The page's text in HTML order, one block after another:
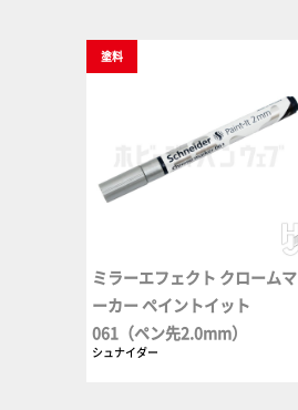
塗料
ミラーエフェクト クロームマ
ーカー ペイントイット
061（ペン先2.0mm）
シュナイダー